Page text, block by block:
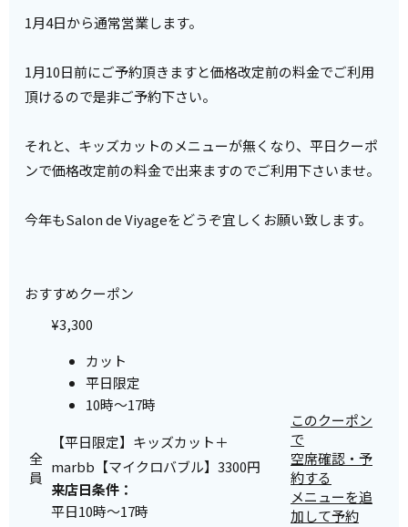
1月4日から通常営業します。
1月10日前にご予約頂きますと価格改定前の料金でご利用
頂けるので是非ご予約下さい。
それと、キッズカットのメニューが無くなり、平日クーポ
ンで価格改定前の料金で出来ますのでご利用下さいませ。
今年もSalon de Viyageをどうぞ宜しくお願い致します。
おすすめクーポン
全
員
¥3,300
カット
平日限定
10時～17時
【平日限定】キッズカット＋
marbb【マイクロバブル】3300円
来店日条件：
平日10時～17時
このクーポン
で
空席確認・予
約する
メニューを追
加して予約